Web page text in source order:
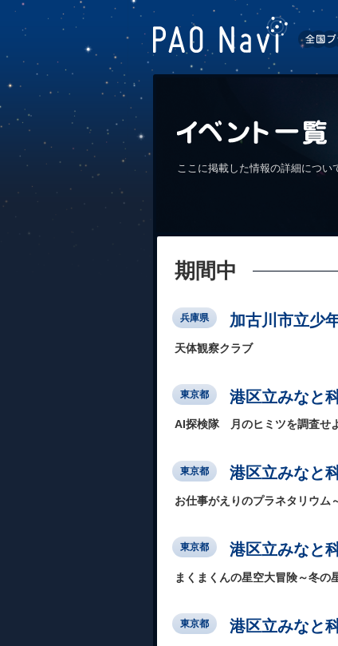
ここに掲載した情報の詳細につい
期間中
兵庫県 加古川市立少
天体観察クラブ
東京都 港区立みなと
AI探検隊 月のヒミツを調査せ
東京都 港区立みなと
お仕事がえりのプラネタリウム
東京都 港区立みなと
まくまくんの星空大冒険～冬の
東京都 港区立みなと